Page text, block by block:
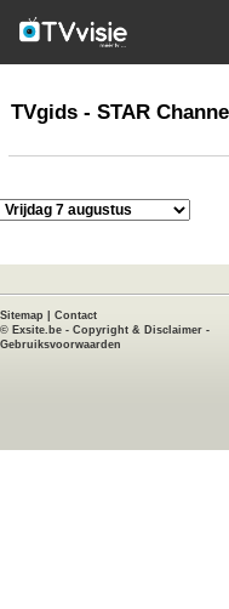
TVgids
TVgids - STAR Channel
Sitemap
Contact
© Exsite.be - Copyright & Disclaimer -
Gebruiksvoorwaarden